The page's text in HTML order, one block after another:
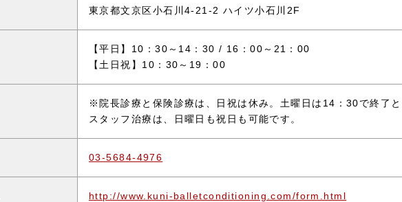
東京都文京区小石川4-21-2 ハイツ小石川2F
【平日】10：30～14：30 / 16：00～21：00
【土日祝】10：30～19：00
※院長診療と保険診療は、日祝は休み。土曜日は14：30で終了と
スタッフ治療は、日曜日も祝日も可能です。
03-5684-4976
http://www.kuni-balletconditioning.com/form.html